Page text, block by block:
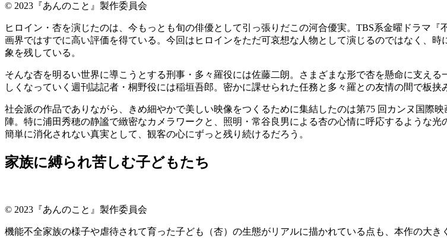
© 2023『あんのこと』製作委員会
ヒロイン・杏を演じたのは、今もっとも旬の俳優として引っ張りだこの河合優実。TBS系金曜ドラマ
画界ではすでに高い評価を得ている。今回はヒロインをただ可哀想な人物として演じるのではなく、
象を残している。
そんな杏を明るい世界に導こうとする刑事・多々羅役には佐藤二朗。さまざまな形で杏を懸命に支え
しくなっていく週刊誌記者・桐野役には稲垣吾郎。密かに課せられた任務と多々羅との友情の間で板
社会派の作品でありながら、きめ細やかで美しい映像をつくるために集結したのは第75 回カンヌ国際
陣。特に浦田秀穂の静謐で緻密なカメラワークと、照明・常谷良男による杏の心情に呼応するような
簡単に消化されない真実として、観客の心にずっと残り続けるだろう。
家族に縛られ苦しむ子どもたち
© 2023『あんのこと』製作委員会
機能不全家族の様子や虐待されて育った子ども（杏）の生態がリアルに描かれている点も、本作の大き